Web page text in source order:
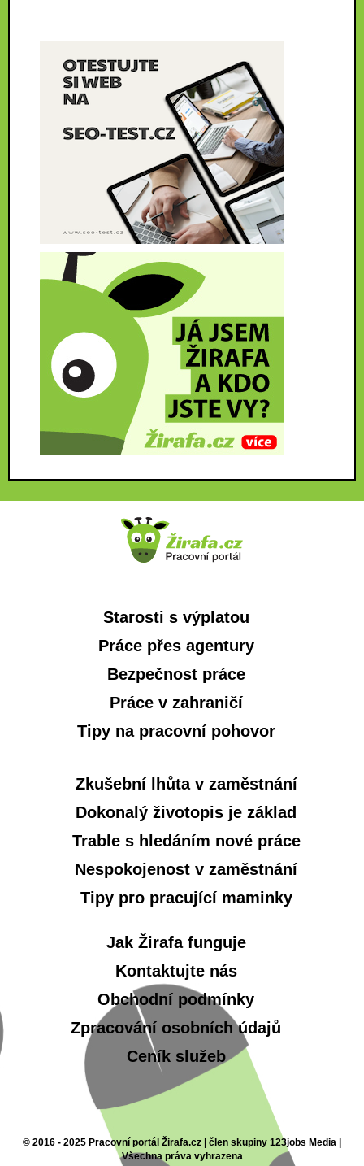
Starosti s výplatou
Práce přes agentury
Bezpečnost práce
Práce v zahraničí
Tipy na pracovní pohovor
Zkušební lhůta v zaměstnání
Dokonalý životopis je základ
Trable s hledáním nové práce
Nespokojenost v zaměstnání
Tipy pro pracující maminky
Jak Žirafa funguje
Kontaktujte nás
Obchodní podmínky
Zpracování osobních údajů
Ceník služeb
© 2016 - 2025 Pracovní portál Žirafa.cz | člen skupiny 123jobs Media |
Všechna práva vyhrazena